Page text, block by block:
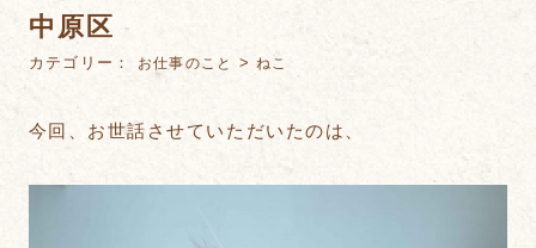
中原区
カテゴリー： お仕事のこと >ねこ
今回、お世話させていただいたのは、